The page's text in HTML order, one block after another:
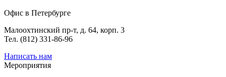
Офис в Петербурге
Малоохтинский пр-т, д. 64, корп. 3
Тел. (812) 331-86-96
Написать нам
Мероприятия